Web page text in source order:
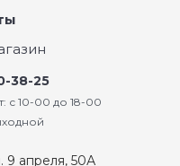
38-25
с 10-00 до 18-00
9 апреля, 50А